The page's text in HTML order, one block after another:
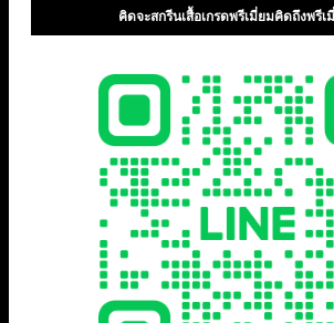
คิดจะสกรีนเสื้อเกรดพรีเมี่ยมคิดถึงพรี